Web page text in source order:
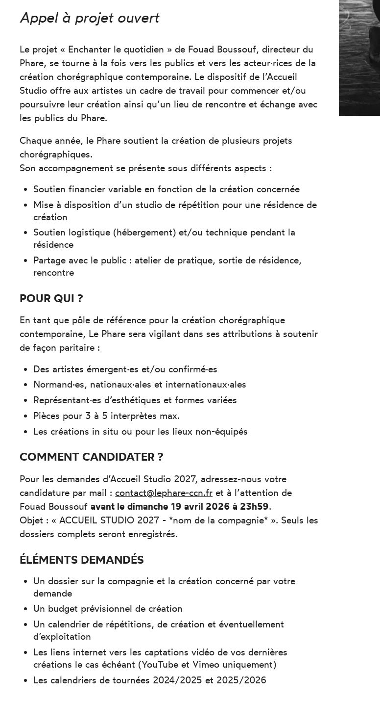
Appel à projet ouvert
Le projet « Enchanter le quotidien » de Fouad Boussouf, directeur du
Phare, se tourne à la fois vers les publics et vers les acteur·rices de la
création chorégraphique contemporaine. Le dispositif de l’Accueil
Studio offre aux artistes un cadre de travail pour commencer et/ou
poursuivre leur création ainsi qu’un lieu de rencontre et échange avec
les publics du Phare.
Chaque année, le Phare soutient la création de plusieurs projets
chorégraphiques.
Son accompagnement se présente sous différents aspects :
Soutien financier variable en fonction de la création concernée
Mise à disposition d’un studio de répétition pour une résidence de
création
Soutien logistique (hébergement) et/ou technique pendant la
résidence
Partage avec le public : atelier de pratique, sortie de résidence,
rencontre
POUR QUI ?
En tant que pôle de référence pour la création chorégraphique
contemporaine, Le Phare sera vigilant dans ses attributions à soutenir
de façon paritaire :
Des artistes émergent·es et/ou confirmé·es
Normand·es, nationaux·ales et internationaux·ales
Représentant·es d’esthétiques et formes variées
Pièces pour 3 à 5 interprètes max.
Les créations in situ ou pour les lieux non-équipés
COMMENT CANDIDATER ?
Pour les demandes d’Accueil Studio 2027, adressez-nous votre
candidature par mail :contact@lephare-ccn.fr et à l’attention de
Fouad Boussoufavant le dimanche 19 avril 2026 à 23h59.
Objet : « ACCUEIL STUDIO 2027 - *nom de la compagnie* ». Seuls les
dossiers complets seront enregistrés.
ÉLÉMENTS DEMANDÉS
Un dossier sur la compagnie et la création concerné par votre
demande
Un budget prévisionnel de création
Un calendrier de répétitions, de création et éventuellement
d’exploitation
Les liens internet vers les captations vidéo de vos dernières
créations le cas échéant (YouTube et Vimeo uniquement)
Les calendriers de tournées 2024/2025 et 2025/2026